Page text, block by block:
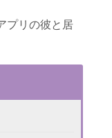
プリの彼と居